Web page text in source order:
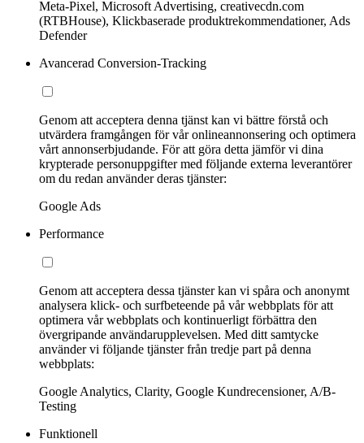
Meta-Pixel, Microsoft Advertising, creativecdn.com
(RTBHouse), Klickbaserade produktrekommendationer, Ads
Defender
Avancerad Conversion-Tracking
Genom att acceptera denna tjänst kan vi bättre förstå och
utvärdera framgången för vår onlineannonsering och optimera
vårt annonserbjudande. För att göra detta jämför vi dina
krypterade personuppgifter med följande externa leverantörer
om du redan använder deras tjänster:
Google Ads
Performance
Genom att acceptera dessa tjänster kan vi spåra och anonymt
analysera klick- och surfbeteende på vår webbplats för att
optimera vår webbplats och kontinuerligt förbättra den
övergripande användarupplevelsen. Med ditt samtycke
använder vi följande tjänster från tredje part på denna
webbplats:
Google Analytics, Clarity, Google Kundrecensioner, A/B-
Testing
Funktionell